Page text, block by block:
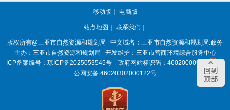
移动版 ｜ 电脑版
站点地图 ｜ 联系我们 ｜
版权所有@三亚市自然资源和规划局
中文域名：三亚市自然资源和规划局.政务
主办：三亚市自然资源和规划局
开发维护：三亚市营商环境综合服务中心
ICP备案编号： 琼ICP备2025053545号 政府网站标识码： 4602000050
琼
公网安备 46020302000122号